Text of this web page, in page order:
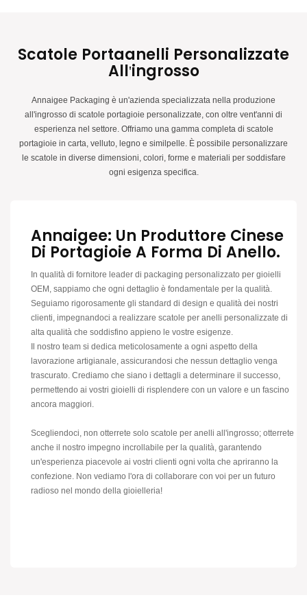
proprio anello. Rendete ancora più speciale la vostra occasione con gli
splendidi cofanetti di Annaigee.
Scatole Portaanelli Personalizzate
All'ingrosso
Annaigee Packaging è un'azienda specializzata nella produzione
all'ingrosso di scatole portagioie personalizzate, con oltre vent'anni di
esperienza nel settore. Offriamo una gamma completa di scatole
portagioie in carta, velluto, legno e similpelle. È possibile personalizzare
le scatole in diverse dimensioni, colori, forme e materiali per soddisfare
ogni esigenza specifica.
Annaigee: Un Produttore Cinese
Di Portagioie A Forma Di Anello.
In qualità di fornitore leader di packaging personalizzato per gioielli
OEM, sappiamo che ogni dettaglio è fondamentale per la qualità.
Seguiamo rigorosamente gli standard di design e qualità dei nostri
clienti, impegnandoci a realizzare scatole per anelli personalizzate di
alta qualità che soddisfino appieno le vostre esigenze.
Il nostro team si dedica meticolosamente a ogni aspetto della
lavorazione artigianale, assicurandosi che nessun dettaglio venga
trascurato. Crediamo che siano i dettagli a determinare il successo,
permettendo ai vostri gioielli di risplendere con un valore e un fascino
ancora maggiori.
Scegliendoci, non otterrete solo scatole per anelli all'ingrosso; otterrete
anche il nostro impegno incrollabile per la qualità, garantendo
un'esperienza piacevole ai vostri clienti ogni volta che apriranno la
confezione. Non vediamo l'ora di collaborare con voi per un futuro
radioso nel mondo della gioielleria!